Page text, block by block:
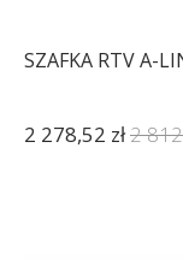
SZAFKA RTV A-
2 278,52 zł2